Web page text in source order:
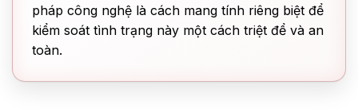
pháp công nghệ là cách mang tính riêng biệt để
kiểm soát tình trạng này một cách triệt để và an
toàn.